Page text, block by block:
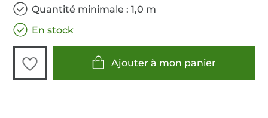
Quantité minimale : 1,0 m
En stock
Ajouter à mon panier